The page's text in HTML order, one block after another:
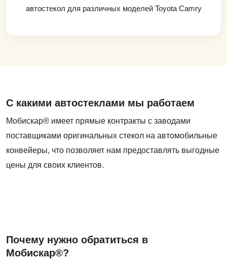
автостекол для различных моделей Toyota Camry
С какими автостеклами мы работаем
Мобискар® имеет прямые контракты с заводами
поставщиками оригинальных стекол на автомобильные
конвейеры, что позволяет нам предоставлять выгодные
цены для своих клиентов.
Почему нужно обратиться в
Мобискар®?